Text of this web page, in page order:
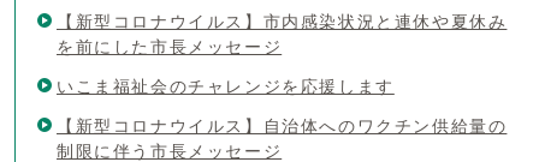
【新型コロナウイルス】市内感染状況と連休や夏休み
を前にした市長メッセージ
いこま福祉会のチャレンジを応援します
【新型コロナウイルス】自治体へのワクチン供給量の
制限に伴う市長メッセージ